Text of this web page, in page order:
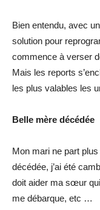
Bien entendu, avec
solution pour
commence à verser
Mais les reports
les plus valables les
Belle mère décédée
Mon mari ne part
décédée, j’ai été
doit aider ma sœur
me débarque, etc …